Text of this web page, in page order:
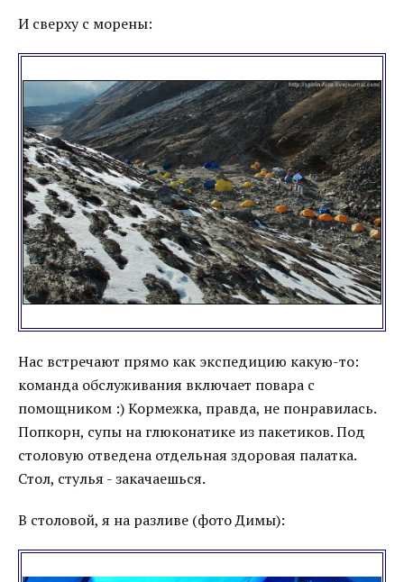
И сверху с морены:
Нас встречают прямо как экспедицию какую-то:
команда обслуживания включает повара с
помощником :) Кормежка, правда, не понравилась.
Попкорн, супы на глюконатике из пакетиков. Под
столовую отведена отдельная здоровая палатка.
Стол, стулья - закачаешься.
В столовой, я на разливе (фото Димы):